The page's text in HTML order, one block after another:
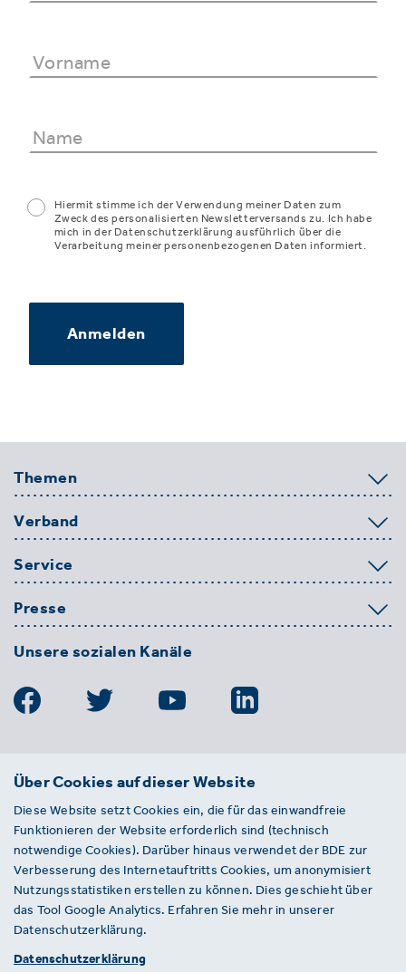
Hiermit stimme ich der Verwendung meiner Daten zum
Zweck des personalisierten Newsletterversands zu. Ich habe
mich in der Datenschutzerklärung ausführlich über die
Verarbeitung meiner personenbezogenen Daten informiert.
Anmelden
Themen
Verband
Service
Presse
Unsere sozialen Kanäle
BDE
Entsorgungs-, Wasser- und
Kreislaufwirtschaft e. V.
Von-der-Heydt-Straße 2
D 10785 Berlin
Sie haben einen Fehler auf unserer Website
gefunden? Ihnen ist ein defekter Link
aufgefallen? Wir freuen uns über Ihren
Über Cookies auf dieser Website
Diese Website setzt Cookies ein, die für das einwandfreie
Funktionieren der Website erforderlich sind (technisch
notwendige Cookies). Darüber hinaus verwendet der BDE zur
Verbesserung des Internetauftritts Cookies, um anonymisiert
Nutzungsstatistiken erstellen zu können. Dies geschieht über
das Tool Google Analytics. Erfahren Sie mehr in unserer
Datenschutzerklärung.
Datenschutzerklärung